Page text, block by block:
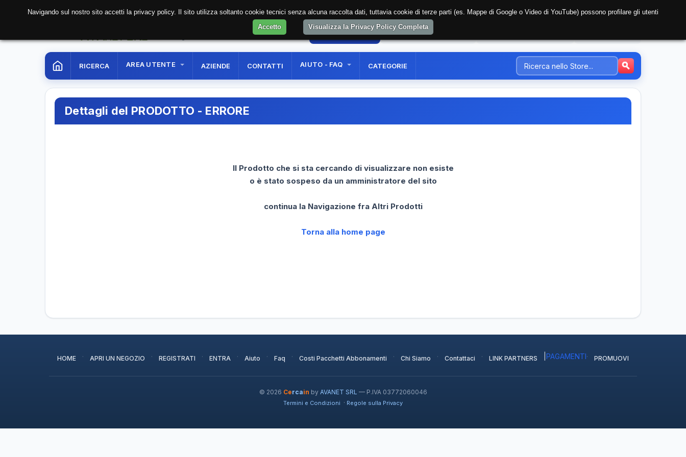
AREA RISERVATA REGISTRAZIONE UTENTE
RICERCA AREA UTENTE AZIENDE CONTATTI AIUTO - FAQ CATEGORIE
Dettagli del PRODOTTO - ERRORE
Il Prodotto che si sta cercando di visualizzare non esiste
o è stato sospeso da un amministratore del sito
continua la Navigazione fra Altri Prodotti
Torna alla home page
HOME · APRI UN NEGOZIO · REGISTRATI · ENTRA · Aiuto · Faq · Costi Pacchetti Abbonamenti · Chi Siamo · Contattaci · LINK PARTNERS PAGAMENTI· PROMUOVI
© 2026 Cercain by AVANET SRL — P.IVA 03772060046
Termini e Condizioni · Regole sulla Privacy
Navigando sul nostro sito accetti la privacy policy. Il sito utilizza soltanto cookie tecnici senza alcuna raccolta dati, tuttavia cookie di terze parti (es. Mappe di Google o Video di YouTube) possono profilare gli utenti
Accetto
Visualizza la Privacy Policy Completa